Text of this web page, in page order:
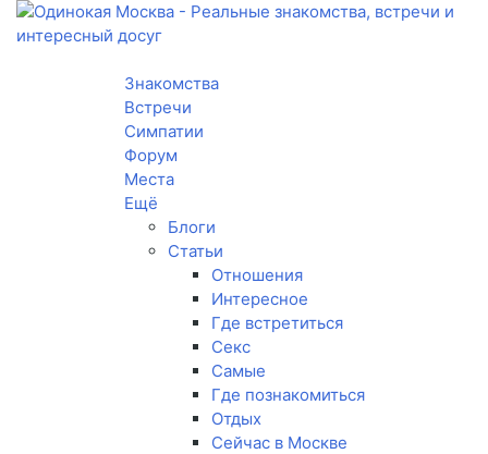
Toggle navigation
Знакомства
Встречи
Симпатии
Форум
Места
Ещё
Блоги
Статьи
Отношения
Интересное
Где встретиться
Секс
Самые
Где познакомиться
Отдых
Сейчас в Москве